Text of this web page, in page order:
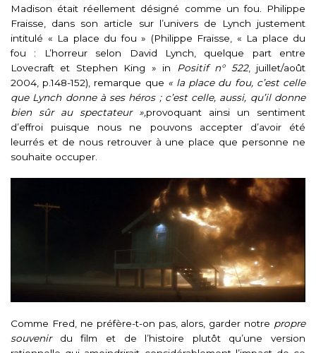
Madison était réellement désigné comme un fou. Philippe
Fraisse, dans son article sur l’univers de Lynch justement
intitulé « La place du fou » (Philippe Fraisse, « La place du
fou : L’horreur selon David Lynch, quelque part entre
Lovecraft et Stephen King » in
Positif n° 522, juillet/août
2004, p.148-152), remarque que « la place du fou, c’est celle
que Lynch donne à ses héros ; c’est celle, aussi, qu’il donne
bien sûr au spectateur
»,provoquant ainsi un sentiment
d’effroi puisque nous ne pouvons accepter d’avoir été
leurrés et de nous retrouver à une place que personne ne
souhaite occuper.
Comme Fred, ne préfère-t-on pas, alors, garder notre propre
souvenirdu film et de l’histoire plutôt qu’une version